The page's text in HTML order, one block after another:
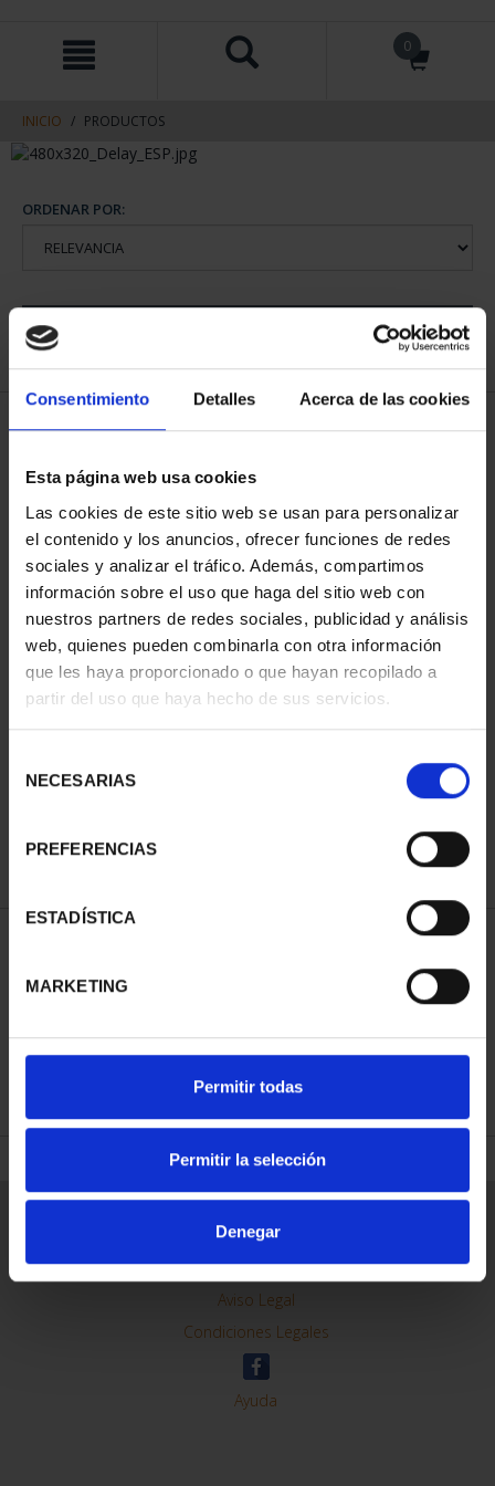
Consentimiento Detalles Acerca de las cookies
Esta página web usa cookies
Las cookies de este sitio web se usan para personalizar
el contenido y los anuncios, ofrecer funciones de redes
sociales y analizar el tráfico. Además, compartimos
información sobre el uso que haga del sitio web con
nuestros partners de redes sociales, publicidad y análisis
web, quienes pueden combinarla con otra información
que les haya proporcionado o que hayan recopilado a
partir del uso que haya hecho de sus servicios.
NECESARIAS
PREFERENCIAS
ESTADÍSTICA
MARKETING
Permitir todas
Permitir la selección
Denegar
contenido
navegacin
0
INICIO PRODUCTOS
ORDENAR POR:
1 Productos encontrados
73,00 €
REFINAR
Contacto
Preguntas Frequentes (FAQs)
Aviso Legal
Condiciones Legales
Ayuda